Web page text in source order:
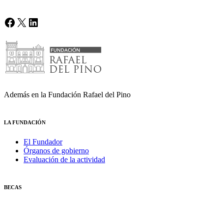
Facebook
X LinkedIn
Además en la Fundación Rafael del Pino
LA FUNDACIÓN
El Fundador
Órganos de gobierno
Evaluación de la actividad
BECAS